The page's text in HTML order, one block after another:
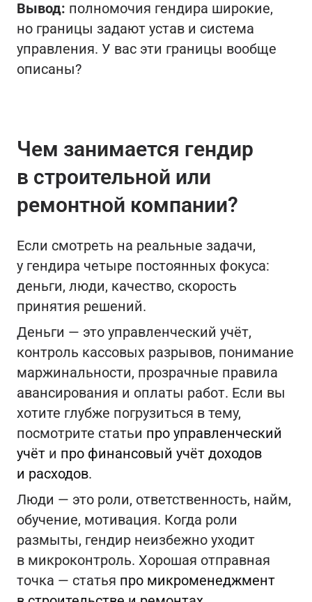
Вывод: полномочия гендира широкие,
но границы задают устав и система
управления. У вас эти границы вообще
описаны?
Чем занимается гендир
в строительной или
ремонтной компании?
Если смотреть на реальные задачи,
у гендира четыре постоянных фокуса:
деньги, люди, качество, скорость
принятия решений.
Деньги — это управленческий учёт,
контроль кассовых разрывов, понимание
маржинальности, прозрачные правила
авансирования и оплаты работ. Если вы
хотите глубже погрузиться в тему,
посмотрите статьи про управленческий
учёт и про финансовый учёт доходов
и расходов.
Люди — это роли, ответственность, найм,
обучение, мотивация. Когда роли
размыты, гендир неизбежно уходит
в микроконтроль. Хорошая отправная
точка — статья про микроменеджмент